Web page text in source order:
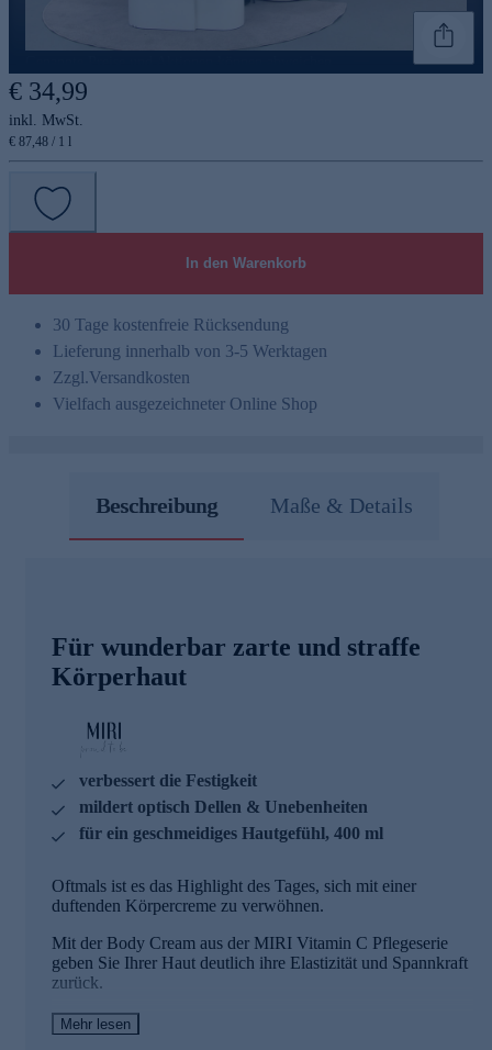
€ 34,99
inkl. MwSt.
€ 87,48 / 1 l
In den Warenkorb
30 Tage kostenfreie Rücksendung
Lieferung innerhalb von 3-5 Werktagen
Zzgl.Versandkosten
Vielfach ausgezeichneter Online Shop
Beschreibung Maße & Details
Für wunderbar zarte und straffe
Körperhaut
verbessert die Festigkeit
mildert optisch Dellen & Unebenheiten
für ein geschmeidiges Hautgefühl, 400 ml
Oftmals ist es das Highlight des Tages, sich mit einer
duftenden Körpercreme zu verwöhnen.
Mit der Body Cream aus der MIRI Vitamin C Pflegeserie
geben Sie Ihrer Haut deutlich ihre Elastizität und Spannkraft
zurück.
Dabei sorgt ein spezieller Wirkstoff dafür, dass die
Zellenergie spürbar stimuliert und die Haut sichtbar in Ihrer
Mehr lesen